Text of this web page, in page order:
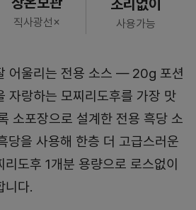
직사광선×
조리없이
사용가능
어울리는 전용 소스 — 20g 포션
자랑하는 모찌리도후를 가장 맛
소포장으로 설계한 전용 흑당 소
당을 사용해 한층 더 고급스러운
도후 1개분 용량으로 로스없이
니다.